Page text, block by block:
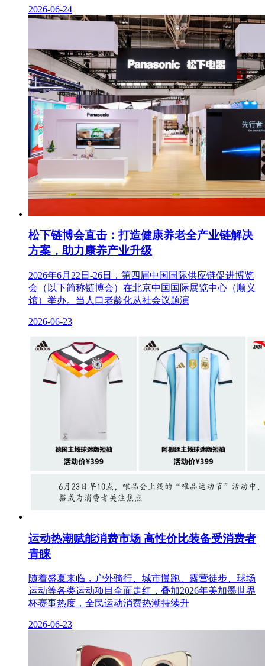
2026-06-24
松下链博会直击：打造健康养老全产业链解决
方案，助力康养产业升级
2026年6月22日-26日，第四届中国国际供应链促进博览
会（以下简称链博会）在北京中国国际展览中心（顺义
馆）举办。当人口老龄化从社会议题演
2026-06-23
运动热潮赋能消费市场 高性价比装备受消费者
青睐
随着盛夏来临，户外骑行、城市慢跑、露营徒步、球场
运动等各类运动项目全面走红，叠加2026年美加墨世界
杯赛事热度，全民运动消费热潮持续升
2026-06-23